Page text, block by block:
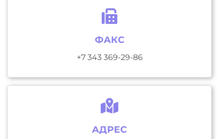
ФАКС
+7 343 369-29-86
АДРЕС